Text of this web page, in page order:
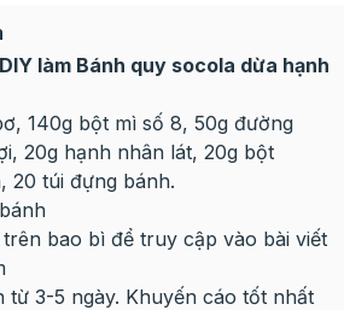
làm Bánh quy socola dừa hạnh
140g bột mì số 8, 50g đường
20g hạnh nhân lát, 20g bột
20 túi đựng bánh.
trên bao bì để truy cập vào bài viết
từ 3-5 ngày. Khuyến cáo tốt nhất